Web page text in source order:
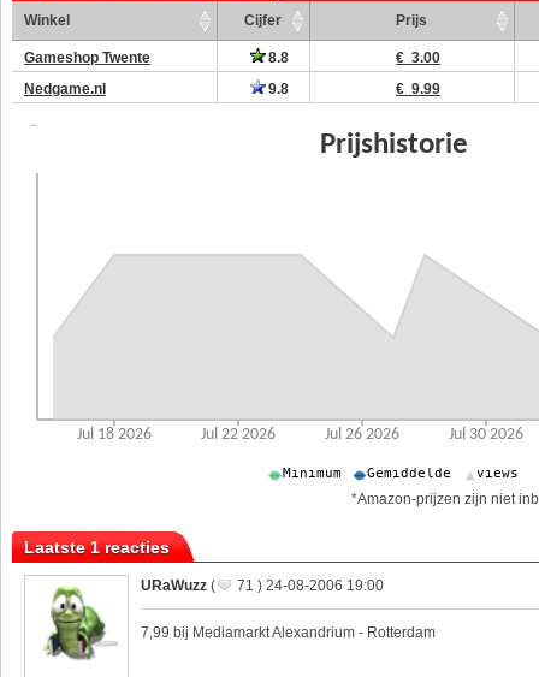
Winkel Cijfer Prijs
Gameshop Twente 8.8
€ 3.00
Nedgame.nl
9.8 € 9.99
*Amazon-prijzen zijn niet
Laatste 1 reacties
URaWuzz ( 71 ) 24-08-2006 19:00
7,99 bij Mediamarkt Alexandrium - Rotterdam